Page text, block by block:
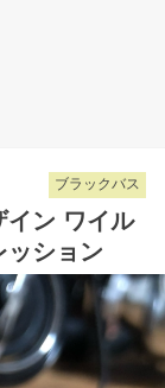
ブラックバス
イン ワイル
ッション